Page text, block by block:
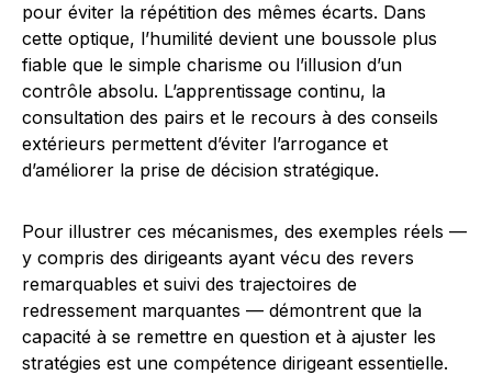
pour éviter la répétition des mêmes écarts. Dans
cette optique, l’humilité devient une boussole plus
fiable que le simple charisme ou l’illusion d’un
contrôle absolu. L’apprentissage continu, la
consultation des pairs et le recours à des conseils
extérieurs permettent d’éviter l’arrogance et
d’améliorer la prise de décision stratégique.
Pour illustrer ces mécanismes, des exemples réels —
y compris des dirigeants ayant vécu des revers
remarquables et suivi des trajectoires de
redressement marquantes — démontrent que la
capacité à se remettre en question et à ajuster les
stratégies est une compétence dirigeant essentielle.